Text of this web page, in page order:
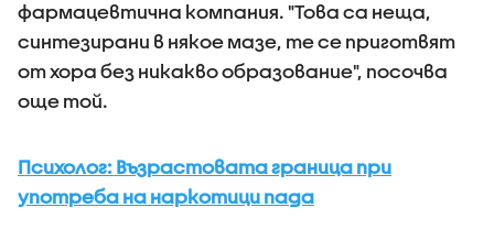
фармацевтична компания. "Това са неща,
синтезирани в някое мазе, те се приготвят
от хора без никакво образование", посочва
още той.
Психолог: Възрастовата граница при
употреба на наркотици пада